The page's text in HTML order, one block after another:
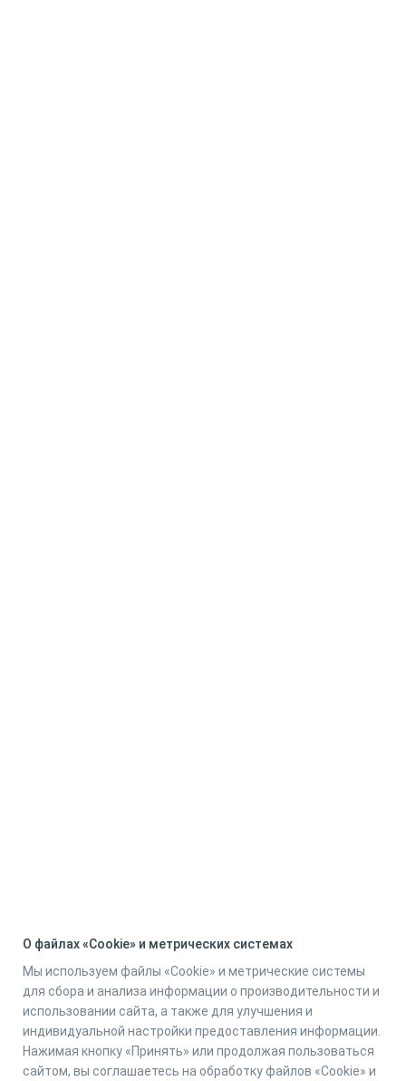
О файлах «Cookie» и метрических системах
Мы используем файлы «Cookie» и метрические системы
для сбора и анализа информации о производительности и
использовании сайта, а также для улучшения и
индивидуальной настройки предоставления информации.
Нажимая кнопку «Принять» или продолжая пользоваться
сайтом, вы соглашаетесь на обработку файлов «Cookie» и